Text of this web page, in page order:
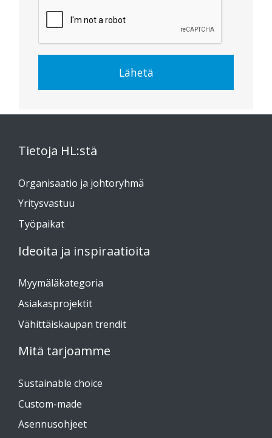
Lähetä
Tietoja HL:stä
Organisaatio ja johtoryhmä
Yritysvastuu
Työpaikat
Ideoita ja inspiraatioita
Myymäläkategoria
Asiakasprojektit
Vähittäiskaupan trendit
Mitä tarjoamme
Sustainable choice
Custom-made
Asennusohjeet